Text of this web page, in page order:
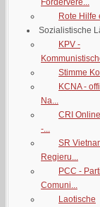
Fördervere...
Rote Hilfe
Sozialistische
KPV -
Stimme
KCNA -
Na...
CRI
-...
SR
Regieru...
PCC -
Comuni...
Laotische